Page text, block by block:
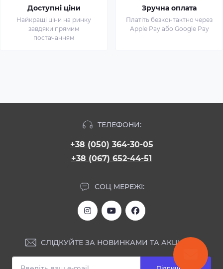
Доступні ціни
Найкращі ціни на ринку
завдяки прямим
постачанням
Зручна оплата
Платіть безконтактно через
Apple Pay або Google Pay
ТЕЛЕФОНИ:
+38 (050) 364-30-05
+38 (067) 652-44-51
СОЦ МЕРЕЖІ:
СЛІДКУЙТЕ ЗА НОВИНКАМИ ТА АКЦІЯМИ: